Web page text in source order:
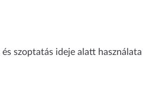
szoptatás ideje alatt használata